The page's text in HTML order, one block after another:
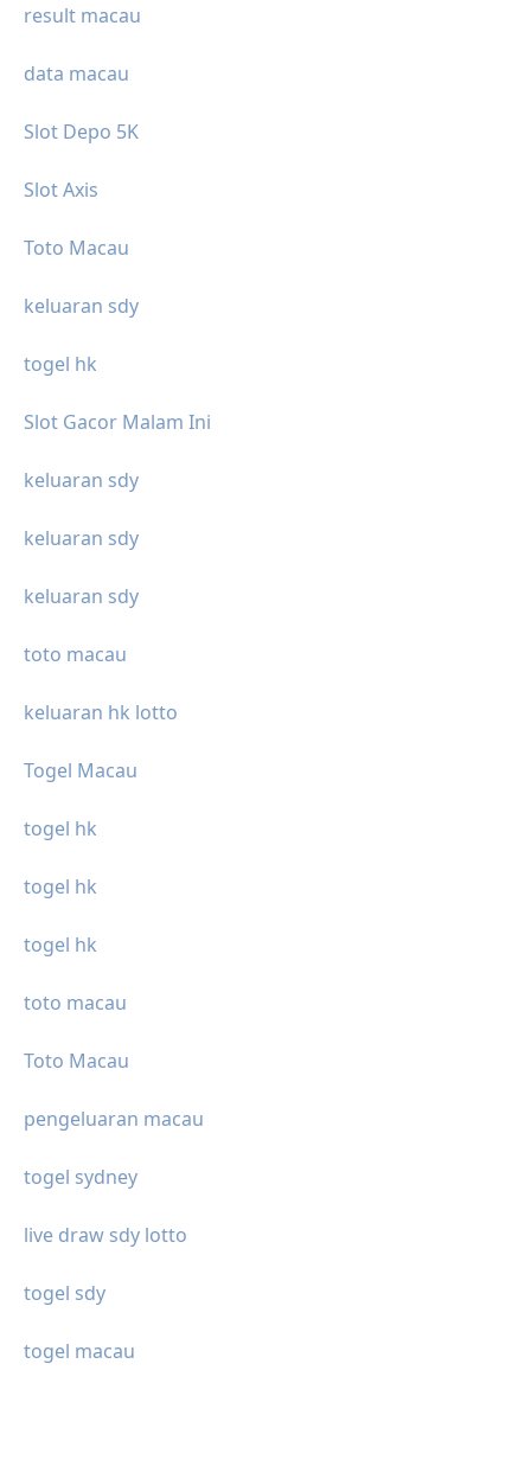
result macau
data macau
Slot Depo 5K
Slot Axis
Toto Macau
keluaran sdy
togel hk
Slot Gacor Malam Ini
keluaran sdy
keluaran sdy
keluaran sdy
toto macau
keluaran hk lotto
Togel Macau
togel hk
togel hk
togel hk
toto macau
Toto Macau
pengeluaran macau
togel sydney
live draw sdy lotto
togel sdy
togel macau